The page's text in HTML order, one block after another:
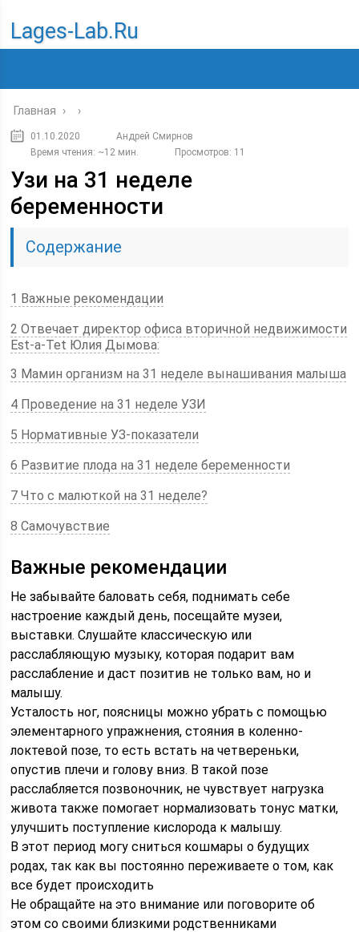
Lages-Lab.ru
Главная › ›
01.10.2020
Андрей Смирнов
Время чтения: ~12 мин.
Просмотров: 11
Узи на 31 неделе
беременности
Содержание
1 Важные рекомендации
2 Отвечает директор офиса вторичной недвижимости
Est-a-Tet Юлия Дымова:
3 Мамин организм на 31 неделе вынашивания малыша
4 Проведение на 31 неделе УЗИ
5 Нормативные УЗ-показатели
6 Развитие плода на 31 неделе беременности
7 Что с малюткой на 31 неделе?
8 Самочувствие
Важные рекомендации
Не забывайте баловать себя, поднимать себе
настроение каждый день, посещайте музеи,
выставки. Слушайте классическую или
расслабляющую музыку, которая подарит вам
расслабление и даст позитив не только вам, но и
малышу.
Усталость ног, поясницы можно убрать с помощью
элементарного упражнения, стояния в коленно-
локтевой позе, то есть встать на четвереньки,
опустив плечи и голову вниз. В такой позе
расслабляется позвоночник, не чувствует нагрузка
живота также помогает нормализовать тонус матки,
улучшить поступление кислорода к малышу.
В этот период могу сниться кошмары о будущих
родах, так как вы постоянно переживаете о том, как
все будет происходить
Не обращайте на это внимание или поговорите об
этом со своими близкими родственниками